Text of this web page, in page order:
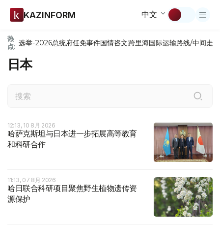
KAZINFORM 中文
热
点: 选举-2026总统府任免事件国情咨文跨里海国际运输路线/中间走廊
日本
12:13, 10 8月 2026
哈萨克斯坦与日本进一步拓展高等教育
和科研合作
11:13, 07 8月 2026
哈日联合科研项目聚焦野生植物遗传资
源保护